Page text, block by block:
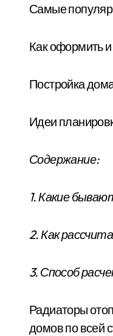
Самые
Как оформить и
Постройка
Идеи
Содержание:
1. Какие
2. Как
3. Способ
Радиаторы
домов по всей